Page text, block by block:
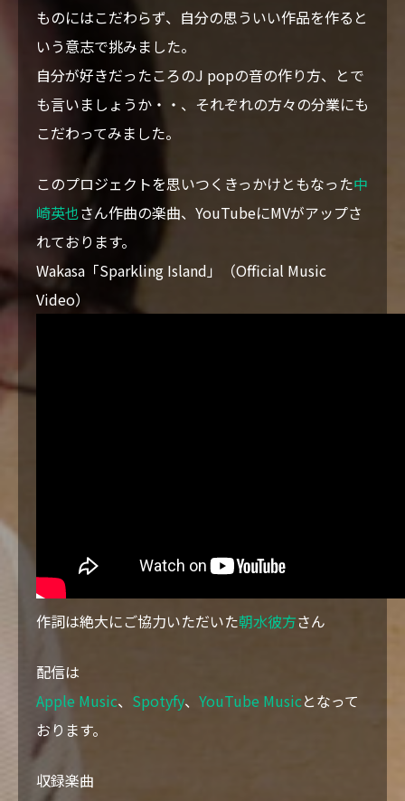
ものにはこだわらず、自分の思ういい作品を作ると
いう意志で挑みました。
自分が好きだったころのJ popの音の作り方、とで
も言いましょうか・・、それぞれの方々の分業にも
こだわってみました。
このプロジェクトを思いつくきっかけともなった中
崎英也さん作曲の楽曲、YouTubeにMVがアップさ
れております。
Wakasa「Sparkling Island」（Official Music
Video）
作詞は絶大にご協力いただいた朝水彼方さん
配信は
Apple Music、 Spotyfy、 YouTube Musicとなって
おります。
収録楽曲